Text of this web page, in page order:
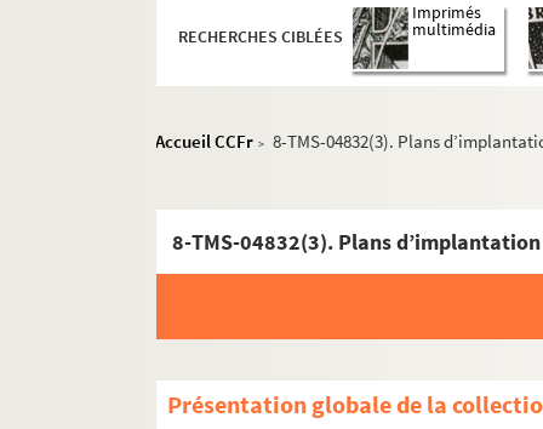
RECHERCHES CIBLÉES
Imprimés
multimédia
Accueil CCFr > 8-TMS-04832(3). Plans
8-TMS-04832(3). Plans
Présentation globale de la
Jean Yole. La servante sans gages : pièce en
Moreau et Delacour. Un service à Blanchard
Pierre Decourcelle, William Gillette. Service
François Coppée. Severo Torelli : drame en 5
Pierre Sabatier, Blanche Enia. Sex-appeal :
8-TMS-02191 (RES). Relevé de mise en